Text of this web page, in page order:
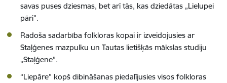
savas puses dziesmas, bet arī tās, kas dziedātas „Lielupei
pāri”.
Radoša sadarbība folkloras kopai ir izveidojusies ar
Staļģenes mazpulku un Tautas lietišķās mākslas studiju
„Staļģene”.
“Liepāre” kopš dibināšanas piedalījusies visos folkloras